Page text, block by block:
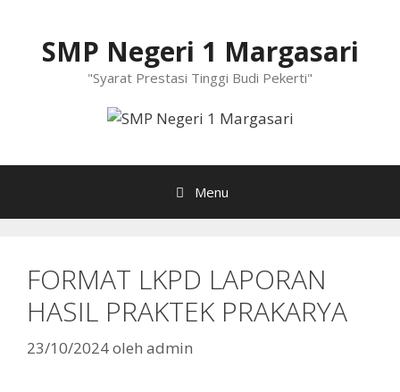
SMP Negeri 1 Margasari
"Syarat Prestasi Tinggi Budi Pekerti"
Menu
FORMAT LKPD LAPORAN
HASIL PRAKTEK PRAKARYA
23/10/2024oleh admin